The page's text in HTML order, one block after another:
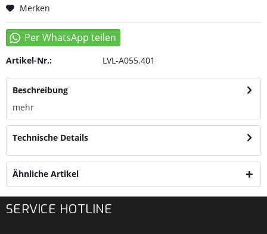
Merken
Artikel-Nr.: LVL-A055.401
Beschreibung
mehr
Technische Details
Ähnliche Artikel
SERVICE HOTLINE